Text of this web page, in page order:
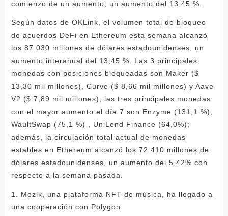
comienzo de un aumento, un aumento del 13,45 %.
Según datos de OKLink, el volumen total de bloqueo
de acuerdos DeFi en Ethereum esta semana alcanzó
los 87.030 millones de dólares estadounidenses, un
aumento interanual del 13,45 %. Las 3 principales
monedas con posiciones bloqueadas son Maker ($
13,30 mil millones), Curve ($ 8,66 mil millones) y Aave
V2 ($ 7,89 mil millones); las tres principales monedas
con el mayor aumento el día 7 son Enzyme (131,1 %),
WaultSwap (75,1 %) , UniLend Finance (64,0%);
además, la circulación total actual de monedas
estables en Ethereum alcanzó los 72.410 millones de
dólares estadounidenses, un aumento del 5,42% con
respecto a la semana pasada.
1. Mozik, una plataforma NFT de música, ha llegado a
una cooperación con Polygon